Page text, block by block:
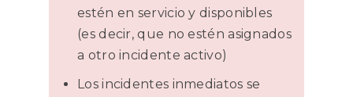
estén en servicio y disponibles
(es decir, que no estén asignados
a otro incidente activo)
Los incidentes inmediatos se